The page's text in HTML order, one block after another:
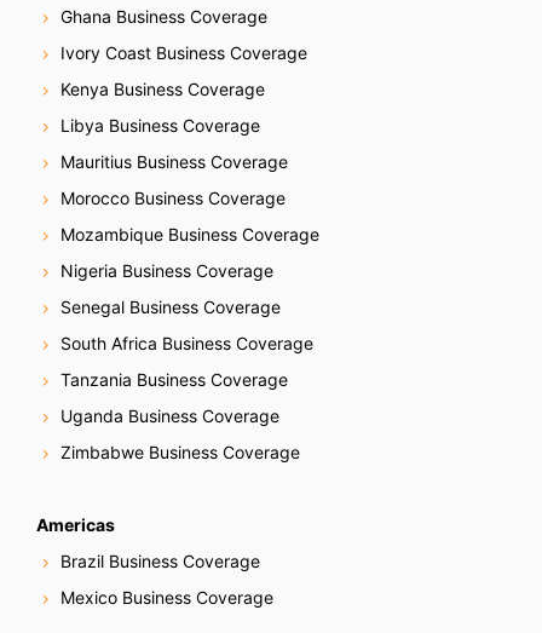
Ghana Business Coverage
Ivory Coast Business Coverage
Kenya Business Coverage
Libya Business Coverage
Mauritius Business Coverage
Morocco Business Coverage
Mozambique Business Coverage
Nigeria Business Coverage
Senegal Business Coverage
South Africa Business Coverage
Tanzania Business Coverage
Uganda Business Coverage
Zimbabwe Business Coverage
Americas
Brazil Business Coverage
Mexico Business Coverage